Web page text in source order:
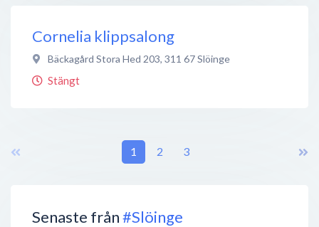
Senaste från#Slöinge
Cornelia klippsalong
Bäckagård Stora Hed 203, 311 67Slöinge
Stängt
1 2 3